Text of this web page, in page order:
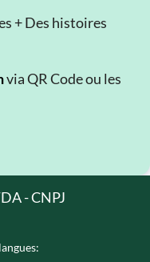
+ Des histoires
via QR Code ou les
- CNPJ